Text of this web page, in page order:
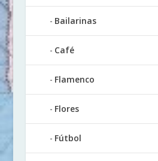
Bailarinas
Café
Flamenco
Flores
Fútbol